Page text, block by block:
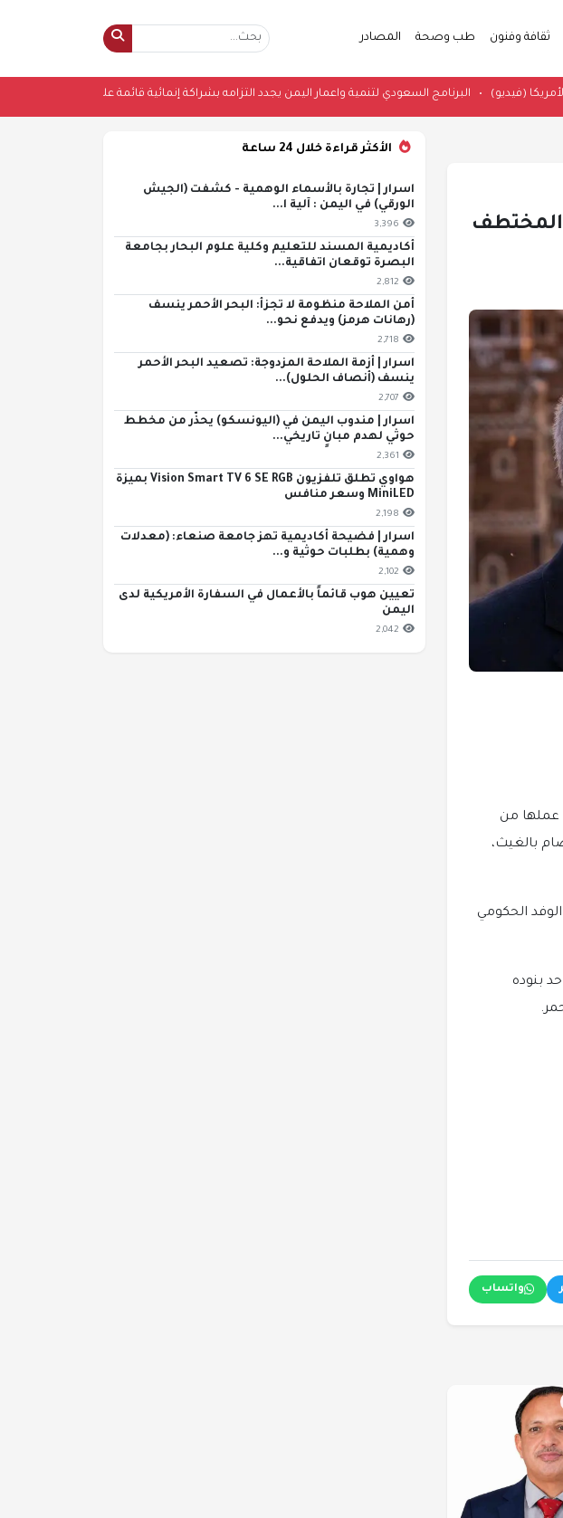
ثقافة وفنون طب وصحة المصادر
رئيسا لأمريكا (فيديو)•البرنامج السعودي لتنمية واعمار اليمن يجدد التزامه بشراكة إنمائية قائمة على
المختطف
عملها من
بالغيث،
الحكومي
بنوده
واتساب
الأكثر قراءة خلال 24 ساعة
اسرار | تجارة بالأسماء الوهمية - كشفت (الجيش
الورقي) في اليمن : آلية ا...
3,396
أكاديمية المسند للتعليم وكلية علوم البحار بجامعة
البصرة توقعان اتفاقية...
2,812
أمن الملاحة منظومة لا تجزأ: البحر الأحمر ينسف
(رهانات هرمز) ويدفع نحو...
2,718
اسرار | أزمة الملاحة المزدوجة: تصعيد البحر الأحمر
ينسف (أنصاف الحلول)...
2,707
اسرار | مندوب اليمن في (اليونسكو) يحذّر من مخطط
حوثي لهدم مبانٍ تاريخي...
2,361
هواوي تطلق تلفزيون Vision Smart TV 6 SE RGB بميزة
MiniLED وسعر منافس
2,198
اسرار | فضيحة أكاديمية تهز جامعة صنعاء: (معدلات
وهمية) بطلبات حوثية و...
2,102
تعيين هوب قائماً بالأعمال في السفارة الأمريكية لدى
اليمن
2,042